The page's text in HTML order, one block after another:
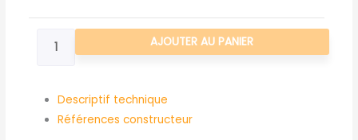
551,20€
à
SMA
AJOUTER AU PANIER
Descriptif technique
Références constructeur